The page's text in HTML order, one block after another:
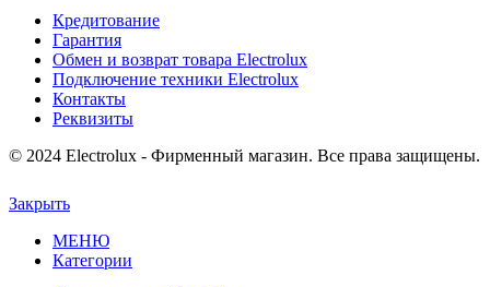
Кредитование
Гарантия
Обмен и возврат товара Electrolux
Подключение техники Electrolux
Контакты
Реквизиты
© 2024 Electrolux - Фирменный магазин. Все права защищены.
Закрыть
МЕНЮ
Категории